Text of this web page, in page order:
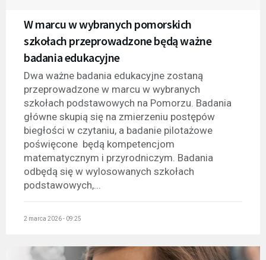
W marcu w wybranych pomorskich
szkołach przeprowadzone będą ważne
badania edukacyjne
Dwa ważne badania edukacyjne zostaną
przeprowadzone w marcu w wybranych
szkołach podstawowych na Pomorzu. Badania
główne skupią się na zmierzeniu postępów
biegłości w czytaniu, a badanie pilotażowe
poświęcone będą kompetencjom
matematycznym i przyrodniczym. Badania
odbędą się w wylosowanych szkołach
podstawowych,...
2 marca 2026 - 09:25